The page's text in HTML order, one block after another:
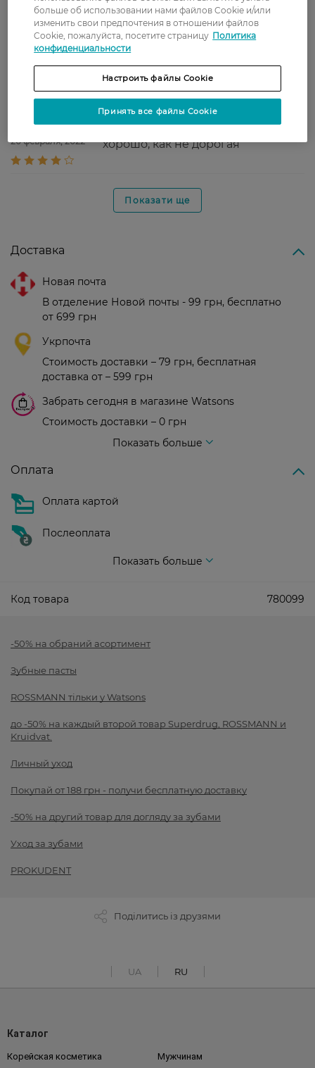
Галина
1 апреля, 2022
Якісна паста
Паста супер
20 февраля, 2022
хорошо, как не дорогая
Показати ще
Доставка
Новая почта
В отделение Новой почты - 99 грн, бесплатно
от 699 грн
Укрпочта
Стоимость доставки – 79 грн, бесплатная
доставка от – 599 грн
Забрать сегодня в магазине Watsons
Стоимость доставки – 0 грн
Показать больше
Оплата
Оплата картой
Послеоплата
Показать больше
Код товара 780099
-50% на обраний асортимент
Зубные пасты
ROSSMANN тільки у Watsons
до -50% на каждый второй товар Superdrug, ROSSMANN и
Kruidvat.
Личный уход
Покупай от 188 грн - получи бесплатную доставку
-50% на другий товар для догляду за зубами
Уход за зубами
PROKUDENT
Поділитись із друзями
UA RU
Каталог
Корейская косметика Мужчинам
больше об использовании нами файлов Cookie и/или
изменить свои предпочтения в отношении файлов
Cookie, пожалуйста, посетите страницу Политика
конфиденциальности
Настроить файлы Cookie
Принять все файлы Cookie